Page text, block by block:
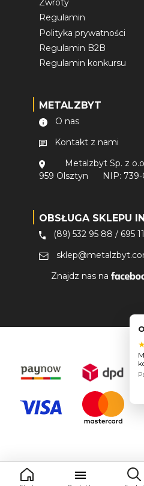

Zwroty
Regulamin
Polityka prywatności
Regulamin B2B
Regulamin konkursu
METALZBYT
O nas
Kontakt z nami
Metalzbyt Sp. z o.o
959 Olsztyn
NIP:
OBSŁUGA SKLEPU
(89) 532 95 88 / 695
Znajdz nas na